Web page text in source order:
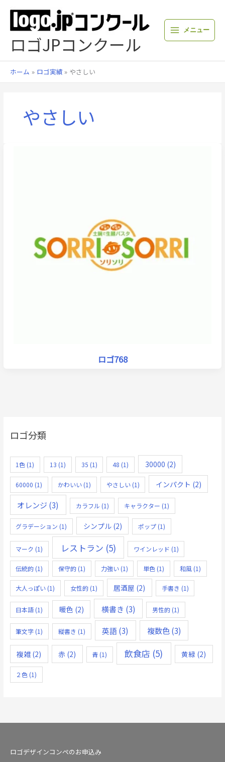
プ
ロゴJPコンクール
メニュー
ホーム ロゴ実績 やさしい
やさしい
ロゴ768
ロゴ分類
1色 (1) 13 (1) 35 (1) 48 (1) 30000 (2)
60000 (1) かわいい (1) やさしい(1) インパクト (2)
オレンジ (3) カラフル (1) キャラクター (1)
グラデーション (1) シンプル(2) ポップ (1)
マーク (1) レストラン (5) ワインレッド (1)
伝統的 (1) 保守的 (1) 力強い(1) 単色 (1) 和風(1)
大人っぽい (1) 女性的 (1) 居酒屋 (2) 手書き (1)
日本語 (1) 暖色 (2) 横書き (3) 男性的 (1)
筆文字 (1) 縦書き (1) 英語(3) 複数色(3)
複雑(2) 赤 (2) 青 (1) 飲食店 (5) 黄緑 (2)
２色 (1)
ロゴデザインコンペのお申込み